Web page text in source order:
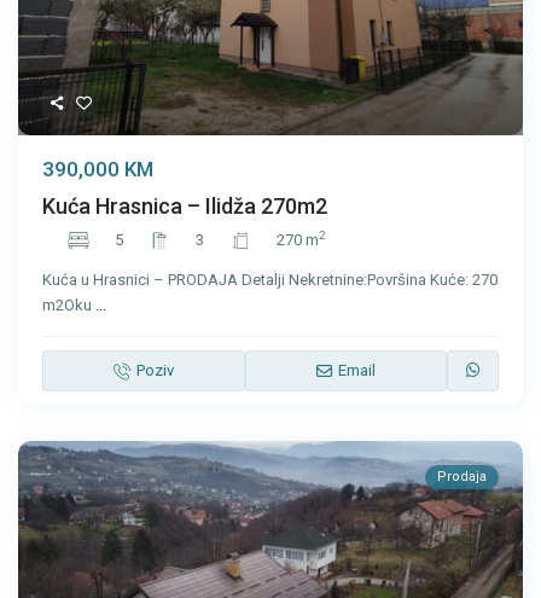
390,000 KM
Kuća Hrasnica – Ilidža 270m2
5 3 270 m2
Kuća u Hrasnici – PRODAJA Detalji Nekretnine:Površina Kuće: 270
m2Oku ...
Poziv Email
Prodaja